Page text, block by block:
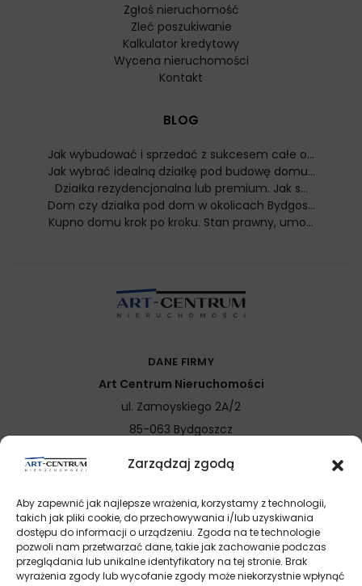
Zarządzaj zgodą
Aby zapewnić jak najlepsze wrażenia, korzystamy z technologii,
takich jak pliki cookie, do przechowywania i/lub uzyskiwania
dostępu do informacji o urządzeniu. Zgoda na te technologie
pozwoli nam przetwarzać dane, takie jak zachowanie podczas
przeglądania lub unikalne identyfikatory na tej stronie. Brak
wyrażenia zgody lub wycofanie zgody może niekorzystnie wpłynąć
Zgłoś nieruchomość
Zleć poszukiwanie
Kalkulator kredytowy
Wycena nieruchomości
Kontakt
BLOG
Jak wybudować i sprzedać z sukcesem całe o...
Jak wybrać idealną działkę pod budowę domu...
Działka rezydencjonalna lub premium. Jak s...
Dom czy działka pod dom w okolicach Bydgos...
Kupno domu krok po kroku. Stan prawny, umo...
DANE FIRMY
Art Centrum Nieruchomości
ul. Zamoyskiego 2A/2
85-063 Bydgoszcz
KONTAKT
+48 52 520 66 77
OBSERWUJ NAS
Ta strona używa plików cookies. Kontynuując przeglądanie